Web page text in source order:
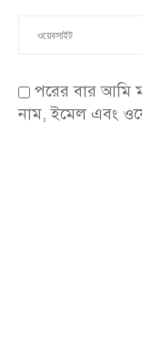
পরের বার আমি
নাম, ইমেল এবং